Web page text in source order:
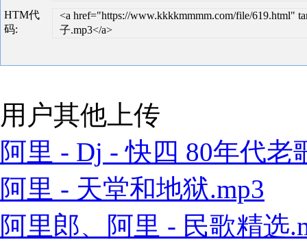
HTM代
码:
<a href="https://www.kkkkmmmm.com/file/619.html"
子.mp3</a>
用户其他上传
阿里 - Dj - 快四 80年代老
阿里 - 天堂和地狱.mp3
阿里郎、阿里 - 民歌精选